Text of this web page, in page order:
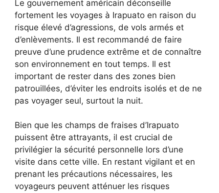
Le gouvernement américain déconseille
fortement les voyages à Irapuato en raison du
risque élevé d’agressions, de vols armés et
d’enlèvements. Il est recommandé de faire
preuve d’une prudence extrême et de connaître
son environnement en tout temps. Il est
important de rester dans des zones bien
patrouillées, d’éviter les endroits isolés et de ne
pas voyager seul, surtout la nuit.
Bien que les champs de fraises d’Irapuato
puissent être attrayants, il est crucial de
privilégier la sécurité personnelle lors d’une
visite dans cette ville. En restant vigilant et en
prenant les précautions nécessaires, les
voyageurs peuvent atténuer les risques